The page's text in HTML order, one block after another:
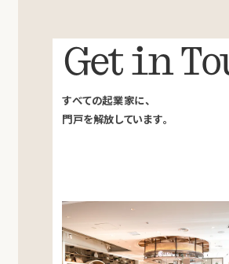
Get in
すべての起業家に、
門戸を解放しています。